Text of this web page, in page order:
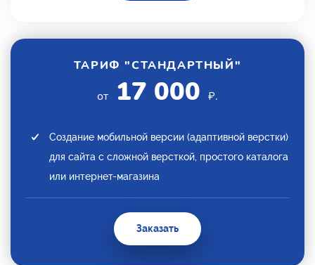
ТАРИФ "СТАНДАРТНЫЙ"
от 17 000 ₽.
Создание мобильной версии (адаптивной верстки)
для сайта с сложной версткой, простого каталога
или интернет-магазина
Заказать